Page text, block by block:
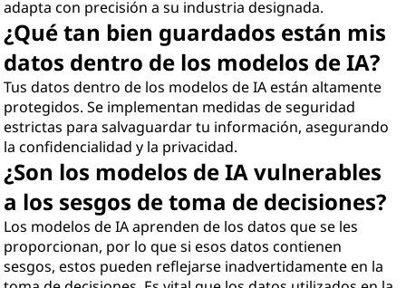
adapta con precisión a su industria designada.
¿Qué tan bien guardados están mis
datos dentro de los modelos de IA?
Tus datos dentro de los modelos de IA están altamente
protegidos. Se implementan medidas de seguridad
estrictas para salvaguardar tu información, asegurando
la confidencialidad y la privacidad.
¿Son los modelos de IA vulnerables
a los sesgos de toma de decisiones?
Los modelos de IA aprenden de los datos que se les
proporcionan, por lo que si esos datos contienen
sesgos, estos pueden reflejarse inadvertidamente en la